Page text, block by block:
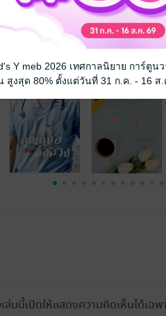
มนี้เปิดให้แสดงความคิดเห็นได้เฉ
Y meb 2026 เทศกาลนิยาย การ์ตูน
สูงสุด 80% ตั้งแต่วันที่ 31 ก.ค. - 16 ส.